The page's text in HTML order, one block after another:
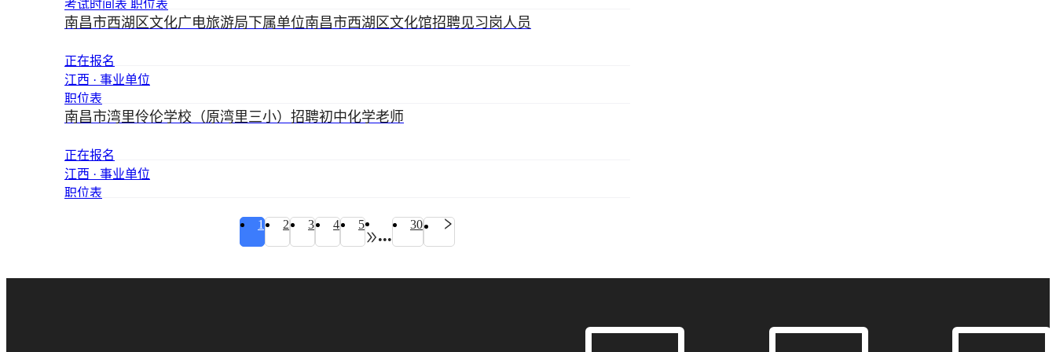
考试时间表 职位表
南昌市西湖区文化广电旅游局下属单位南昌市西湖区文化馆招聘见习岗人员
正在报名
江西 · 事业单位
职位表
南昌市湾里伶伦学校（原湾里三小）招聘初中化学老师
正在报名
江西 · 事业单位
职位表
1 2 3 4
5
•••
30